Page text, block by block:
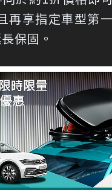
再享指定車型第
保固。